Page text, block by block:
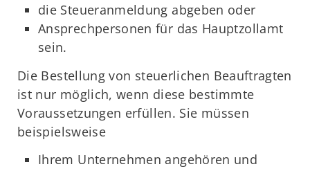
die Steueranmeldung abgeben oder
Ansprechpersonen für das Hauptzollamt
sein.
Die Bestellung von steuerlichen Beauftragten
ist nur möglich, wenn diese bestimmte
Voraussetzungen erfüllen. Sie müssen
beispielsweise
Ihrem Unternehmen angehören und